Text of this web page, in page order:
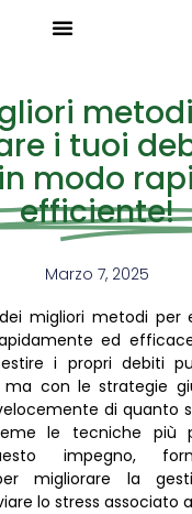
i tuoi
modo
efficiente!
Marzo 7, 2025
migliori metodi per
ed
i propri debiti
con le strategie
di quanto
le tecniche più
impegno,
migliorare la
lo stress associato